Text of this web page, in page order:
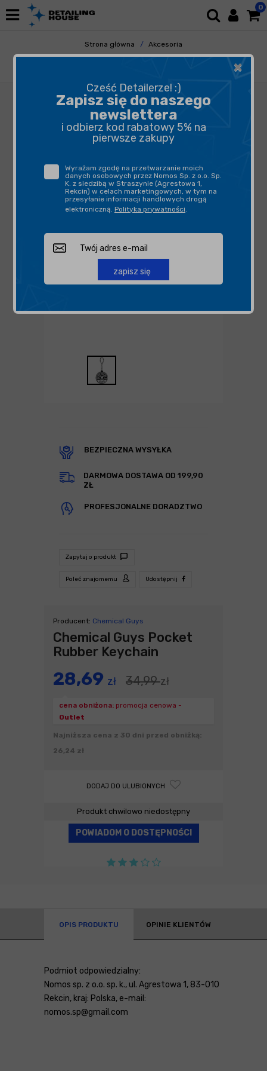
0
Strona główna
Akcesoria
Pozostałe Akcesoria
Gadżety
BEZPIECZNA WYSYŁKA
DARMOWA DOSTAWA OD 199,90
ZŁ
PROFESJONALNE DORADZTWO
Zapytaj o produkt
Poleć znajomemu Udostępnij
Producent: Chemical Guys
Chemical Guys Pocket
Rubber Keychain
28,69 zł 34,99zł
cena obniżona: promocja cenowa -
Outlet
Najniższa cena z 30 dni przed obniżką:
26,24 zł
DODAJ DO ULUBIONYCH
Produkt chwilowo niedostępny
POWIADOM O DOSTĘPNOŚCI
OPIS PRODUKTU OPINIE KLIENTÓW
Podmiot odpowiedzialny:
Nomos sp. z o.o. sp. k., ul. Agrestowa 1, 83-010
Rekcin, kraj: Polska, e-mail:
nomos.sp@gmail.com
×
Cześć Detailerze! :)
Zapisz się do naszego
newslettera
i odbierz kod rabatowy 5% na
pierwsze zakupy
Wyrażam zgodę na przetwarzanie moich
danych osobowych przez Nomos Sp. z o.o. Sp.
K. z siedzibą w Straszynie (Agrestowa 1,
Rekcin) w celach marketingowych, w tym na
przesyłanie informacji handlowych drogą
elektroniczną. Polityka prywatności.
zapisz się